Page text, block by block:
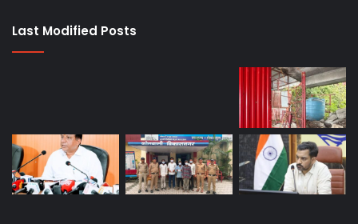
Last Modified Posts